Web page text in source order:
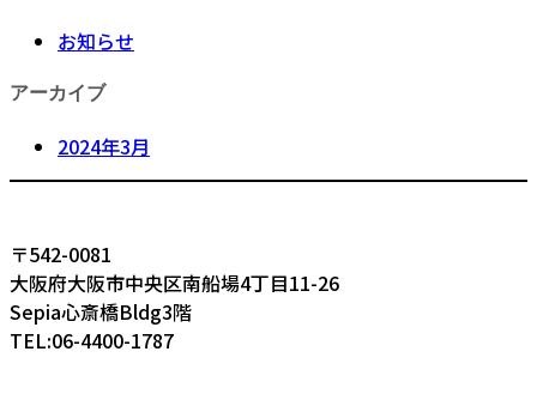
お知らせ
アーカイブ
2024年3月
〒542-0081
大阪府大阪市中央区南船場4丁目11-26
Sepia心斎橋Bldg3階
TEL:06-4400-1787